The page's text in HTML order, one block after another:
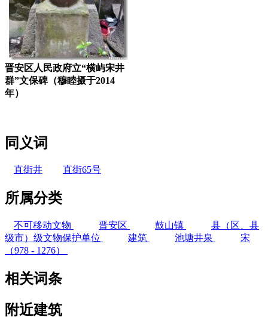
晋安区人民政府立“横屿宋井
群”文保碑（穆睦摄于2014
年）
同义词
直街井 直街65号
所属分类
不可移动文物 晋安区 鼓山镇
县（区、县
级市）级文物保护单位
建筑 池塘井泉
宋
（978 - 1276）
相关词条
附近建筑